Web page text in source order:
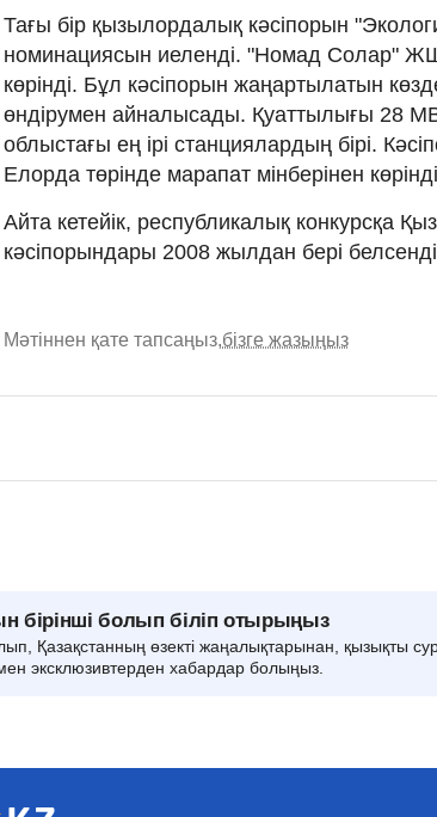
Тағы бір қызылордалық кәсіпорын
номинациясын иеленді. "Номад Солар"
көрінді. Бұл кәсіпорын жаңартылатын
өндірумен айналысады. Қуаттылығы 28
облыстағы ең ірі станциялардың бірі.
Елорда төрінде марапат мінберінен
Айта кетейік, республикалық конкурсқа
кәсіпорындары 2008 жылдан бері
Мәтіннен қате тапсаңыз,бізге жазыңыз
бірінші болып біліп отырыңыз
Қазақстанның өзекті жаңалықтарынан, қызықты
эксклюзивтерден хабардар болыңыз.